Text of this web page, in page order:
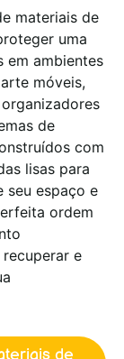
materiais de
uma
em ambientes
móveis,
de
com
lisas para
seu espaço e
ordem
e
de